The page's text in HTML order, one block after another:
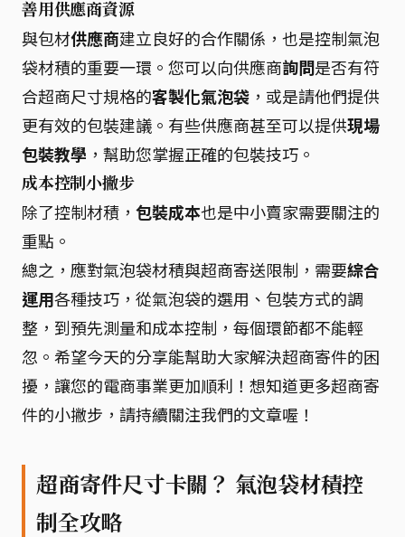
善用供應商資源
與包材供應商建立良好的合作關係，也是控制氣泡
袋材積的重要一環。您可以向供應商詢問是否有符
合超商尺寸規格的客製化氣泡袋 ，或是請他們提供
更有效的包裝建議。有些供應商甚至可以提供現場
包裝教學 ，幫助您掌握正確的包裝技巧。
成本控制小撇步
除了控制材積， 包裝成本也是中小賣家需要關注的
重點。
總之，應對氣泡袋材積與超商寄送限制，需要綜合
運用各種技巧，從氣泡袋的選用、包裝方式的調
整，到預先測量和成本控制，每個環節都不能輕
忽。希望今天的分享能幫助大家解決超商寄件的困
擾，讓您的電商事業更加順利！想知道更多超商寄
件的小撇步，請持續關注我們的文章喔！
超商寄件尺寸卡關？ 氣泡袋材積控
制全攻略